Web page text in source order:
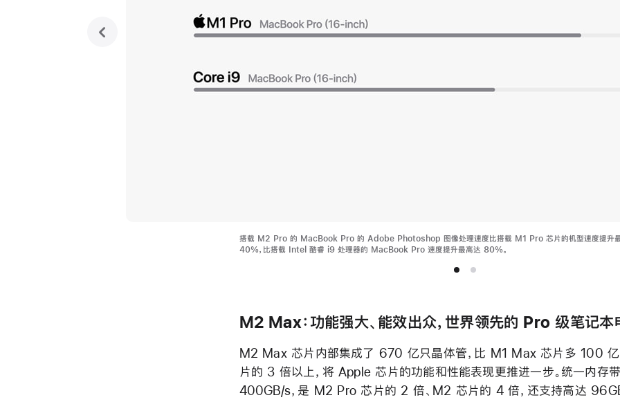
搭载 M2 Pro 的 MacBook Pro 的 Adobe Photoshop 图像处理速度比搭载 M1 Pro 芯片的机型速度提升
40%，比搭载 Intel 酷睿 i9 处理器的 MacBook Pro 速度提升最高达 80%。
previous
M2 Max：功能强大、能效出众，世界领先的 Pro 级笔记本
M2 Max 芯片内部集成了 670 亿只晶体管，比 M1 Max 芯片多 100
片的 3 倍以上，将 Apple 芯片的功能和性能表现更推进一步。统一内存
400GB/s，是 M2 Pro 芯片的 2 倍、M2 芯片的 4 倍，还支持高达